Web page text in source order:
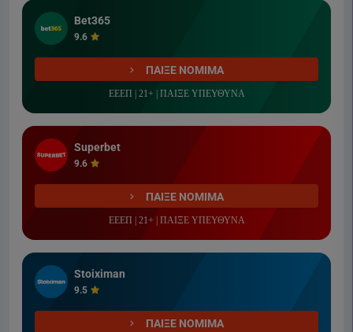
Bet365
9.6
ΠΑΙΞΕ ΝΟΜΙΜΑ
ΕΕΕΠ | 21+ | ΠΑΙΞΕ ΥΠΕΥΘΥΝΑ
Superbet
9.6
ΠΑΙΞΕ ΝΟΜΙΜΑ
ΕΕΕΠ | 21+ | ΠΑΙΞΕ ΥΠΕΥΘΥΝΑ
Stoiximan
9.5
ΠΑΙΞΕ ΝΟΜΙΜΑ